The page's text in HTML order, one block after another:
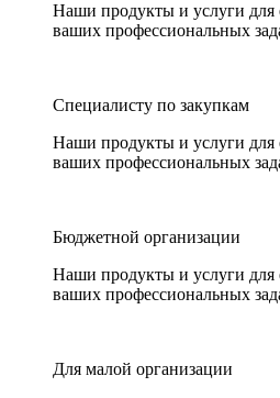
Наши продукты и услуги для
ваших профессиональных
Специалисту по закупкам
Наши продукты и услуги для
ваших профессиональных
Бюджетной организации
Наши продукты и услуги для
ваших профессиональных
Для малой организации